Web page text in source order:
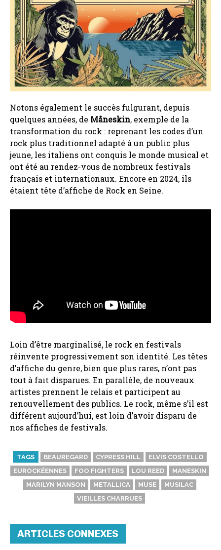
Notons également le succès fulgurant, depuis
quelques années, de Måneskin, exemple de la
transformation du rock : reprenant les codes d’un
rock plus traditionnel adapté à un public plus
jeune, les italiens ont conquis le monde musical et
ont été au rendez-vous de nombreux festivals
français et internationaux. Encore en 2024, ils
étaient tête d’affiche de Rock en Seine.
Loin d’être marginalisé, le rock en festivals
réinvente progressivement son identité. Les têtes
d’affiche du genre, bien que plus rares, n’ont pas
tout à fait disparues. En parallèle, de nouveaux
artistes prennent le relais et participent au
renouvellement des publics. Le rock, même s’il est
différent aujourd’hui, est loin d’avoir disparu de
nos affiches de festivals.
TAGS BEAUREGARD CYPRESS HILL
ELVIS COSTELLO
EUROCKÉENNES
FOO FIGHTERS LOU REED
MANESKIN
MARILYN MANSON
METALLICA MUSE
MUSILAC
VIEILLES CHARRUES
ARTICLES CONNEXES